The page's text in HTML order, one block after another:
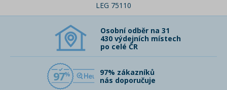
LEG 75110
Osobní odběr na 31
430 výdejních místech
po celé ČR
97
97% zákazníků
nás doporučuje